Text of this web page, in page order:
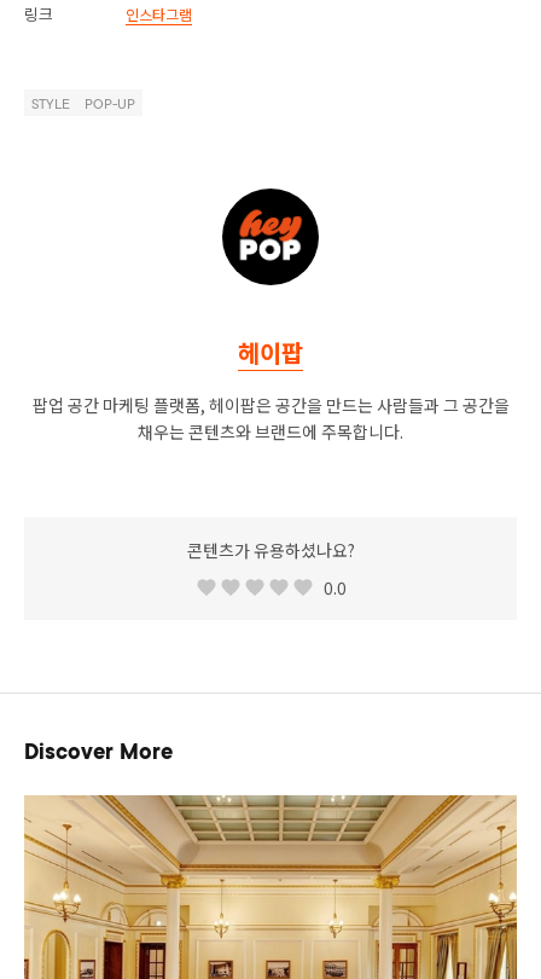
링크 인스타그램
STYLE POP-UP
헤이팝
팝업 공간 마케팅 플랫폼, 헤이팝은 공간을 만드는 사람들과 그 공간을
채우는 콘텐츠와 브랜드에 주목합니다.
콘텐츠가 유용하셨나요?
0.0
Discover More